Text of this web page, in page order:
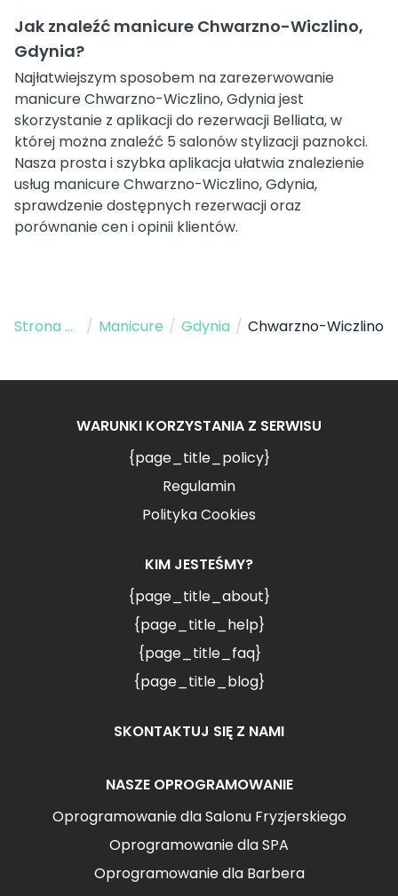
Jak znaleźć manicure Chwarzno-Wiczlino,
Gdynia?
Najłatwiejszym sposobem na zarezerwowanie
manicure Chwarzno-Wiczlino, Gdynia jest
skorzystanie z aplikacji do rezerwacji Belliata, w
której można znaleźć 5 salonów stylizacji paznokci.
Nasza prosta i szybka aplikacja ułatwia znalezienie
usług manicure Chwarzno-Wiczlino, Gdynia,
sprawdzenie dostępnych rezerwacji oraz
porównanie cen i opinii klientów.
Strona Główna / Manicure / Gdynia / Chwarzno-Wiczlino
WARUNKI KORZYSTANIA Z SERWISU
{page_title_policy}
Regulamin
Polityka Cookies
KIM JESTEŚMY?
{page_title_about}
{page_title_help}
{page_title_faq}
{page_title_blog}
SKONTAKTUJ SIĘ Z NAMI
NASZE OPROGRAMOWANIE
Oprogramowanie dla Salonu Fryzjerskiego
Oprogramowanie dla SPA
Oprogramowanie dla Barbera